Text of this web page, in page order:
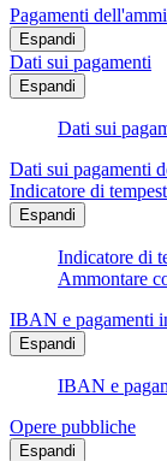
Pagamenti
Espandi
Dati sui pagamenti
Espandi
Dati sui
Dati sui pagamenti
Indicatore di
Espandi
Indicatore di
Ammontare
IBAN e pagamenti
Espandi
IBAN e
Opere pubbliche
Espandi